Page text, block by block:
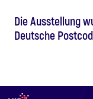
Die Ausstellung
Deutsche